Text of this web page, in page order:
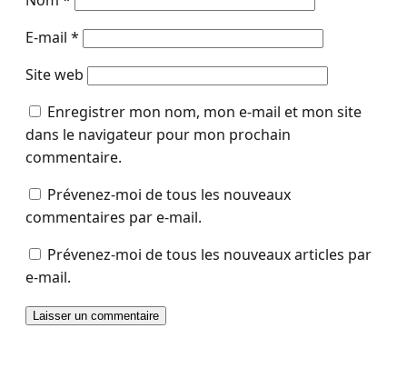
E-mail *
Site web
Enregistrer mon nom, mon e-mail et mon site
dans le navigateur pour mon prochain
commentaire.
Prévenez-moi de tous les nouveaux
commentaires par e-mail.
Prévenez-moi de tous les nouveaux articles par
e-mail.